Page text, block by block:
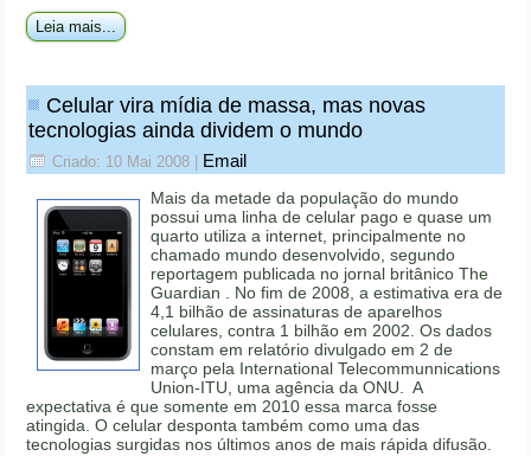
Leia mais...
Celular vira mídia de massa, mas novas
tecnologias ainda dividem o mundo
Criado: 10 Mai 2008 Email
Mais da metade da população do mundo
possui uma linha de celular pago e quase um
quarto utiliza a internet, principalmente no
chamado mundo desenvolvido, segundo
reportagem publicada no jornal britânico The
Guardian . No fim de 2008, a estimativa era de
4,1 bilhão de assinaturas de aparelhos
celulares, contra 1 bilhão em 2002. Os dados
constam em relatório divulgado em 2 de
março pela International Telecommunnications
Union-ITU, uma agência da ONU. A
expectativa é que somente em 2010 essa marca fosse
atingida. O celular desponta também como uma das
tecnologias surgidas nos últimos anos de mais rápida difusão.